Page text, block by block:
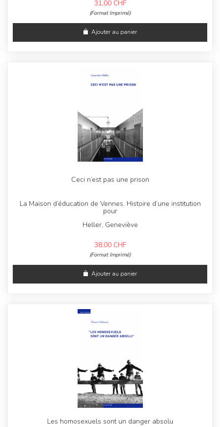
31,00 CHF
(Format Imprimé)
Ajouter au panier
Ceci n’est pas une prison
La Maison d’éducation de Vennes. Histoire d’une institution
pour
Heller, Geneviève
38,00 CHF
(Format Imprimé)
Ajouter au panier
Les homosexuels sont un danger absolu